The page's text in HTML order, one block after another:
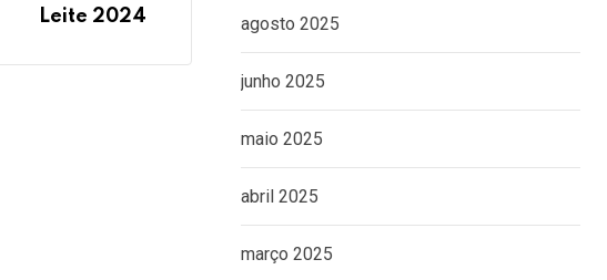
Leite 2024
agosto 2025
junho 2025
maio 2025
abril 2025
março 2025